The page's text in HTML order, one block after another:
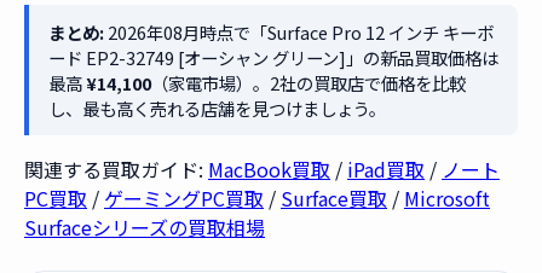
まとめ:2026年08月時点で「Surface Pro 12 インチ キーボ
ード EP2-32749 [オーシャン グリーン]」の新品買取価格は
最高¥14,100（家電市場）。2社の買取店で価格を比較
し、最も高く売れる店舗を見つけましょう。
関連する買取ガイド: MacBook買取 / iPad買取 / ノート
PC買取 / ゲーミングPC買取 / Surface買取 / Microsoft
Surfaceシリーズの買取相場